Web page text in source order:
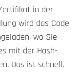
in der
wird das Code
wo Sie
mit der Hash-
Das ist schnell,